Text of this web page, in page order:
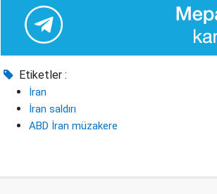
Etiketler :
İran
İran saldırı
ABD İran müzakere